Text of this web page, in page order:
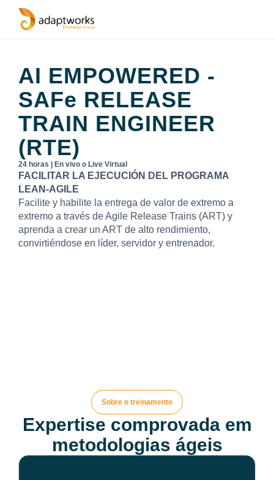
AI EMPOWERED -
SAFe RELEASE
TRAIN ENGINEER
(RTE)
24 horas | En vivo o Live Virtual
FACILITAR LA EJECUCIÓN DEL PROGRAMA
LEAN-AGILE
Facilite y habilite la entrega de valor de extremo a
extremo a través de Agile Release Trains (ART) y
aprenda a crear un ART de alto rendimiento,
convirtiéndose en líder, servidor y entrenador.
Sobre o treinamento
Expertise comprovada em
metodologias ágeis